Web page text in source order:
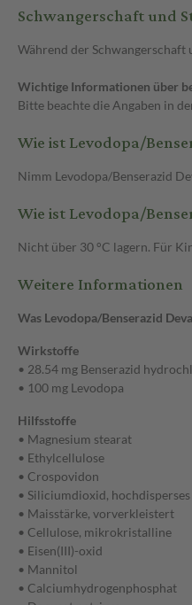
Schwangerschaft und
Während der
Wichtige Informationen über
Bitte beachte die Angaben in
Wie ist Levodopa/
Nimm Levodopa/Benserazid
Wie ist Levodopa/
Nicht über 30 °C lagern. Für
Weitere Informationen
Was Levodopa/Benserazid
Wirkstoffe
• 28.54 mg Benserazid
• 100 mg Levodopa
Hilfsstoffe
• Magnesium stearat
• Ethylcellulose
• Crospovidon
• Siliciumdioxid, hochdisperses
• Maisstärke, vorverkleistert
• Cellulose, mikrokristalline
• Eisen(III)-oxid
• Mannitol
• Calciumhydrogenphosphat